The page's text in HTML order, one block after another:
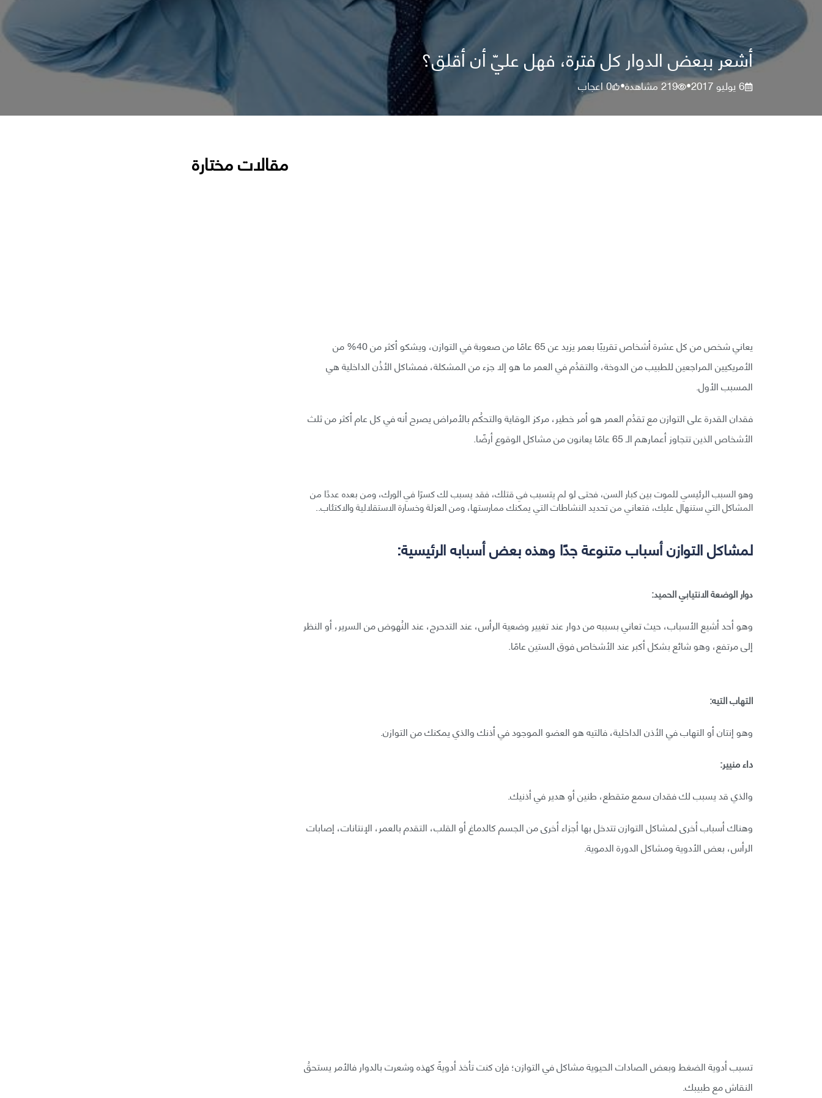
أشعر ببعض الدوار كل فترة، فهل عليّ أن أقلق؟
6 يوليو 2017 •
219مشاهدة•
0اعجاب
يعاني شخص من كل عشرة أشخاص تقريبًا بعمر يزيد عن 65 عامًا من صعوبة في التوازن، ويشكو أكثر من 40% من
الأمريكيين المراجعين للطبيب من الدوخة، والتقدُم في العمر ما هو إلا جزء من المشكلة، فمشاكل الأذُن الداخلية هي
المسبب الأول.
فقدان القدرة على التوازن مع تقدُم العمر هو أمر خطير، مركز الوقاية والتحكُم بالأمراض يصرح أنه في كل عام أكثر من ثلث
الأشخاص الذين تتجاوز أعمارهم الـ 65 عامًا يعانون من مشاكل الوقوع أرضًا.
وهو السبب الرئيسي للموت بين كبار السن، فحتى لو لم يتسبب في قتلك، فقد يسبب لك كسرًا في الورك، ومن بعده عددًا من
المشاكل التي ستنهال عليك، فتعاني من تحديد النشاطات التي يمكنك ممارستها، ومن العزلة وخسارة الاستقلالية والاكتئاب..
لمشاكل التوازن أسباب متنوعة جدًا وهذه بعض أسبابه الرئيسية:
دوار الوضعة الانتيابي الحميد:
وهو أحد أشيع الأسباب، حيث تعاني بسببه من دوار عند تغيير وضعية الرأس، عند التدحرج، عند النُهوض من السرير، أو النظر
إلى مرتفع، وهو شائع بشكل أكبر عند الأشخاص فوق الستين عامًا.
التهاب التيه:
وهو إنتان أو التهاب في الأذن الداخلية، فالتيه هو العضو الموجود في أذنك والذي يمكنك من التوازن.
داء منيير:
والذي قد يسبب لك فقدان سمع متقطع، طنين أو هدير في أذنيك.
وهناك أسباب أخرى لمشاكل التوازن تتدخل بها أجزاء أخرى من الجسم كالدماغ أو القلب، التقدم بالعمر، الإنتانات، إصابات
الرأس، بعض الأدوية ومشاكل الدورة الدموية.
تسبب أدوية الضغط وبعض الصادات الحيوية مشاكل في التوازن؛ فإن كنت تأخذ أدويةً كهذه وشعرت بالدوار فالأمر يستحقُ
النقاش مع طبيبك.
مقالات مختارة